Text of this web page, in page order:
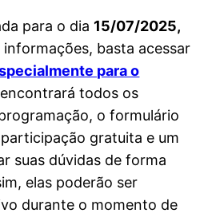
para o dia 15/07/2025,
informações, basta acessar
para o
todos os
o formulário
gratuita e um
suas dúvidas de forma
elas poderão ser
durante o momento de